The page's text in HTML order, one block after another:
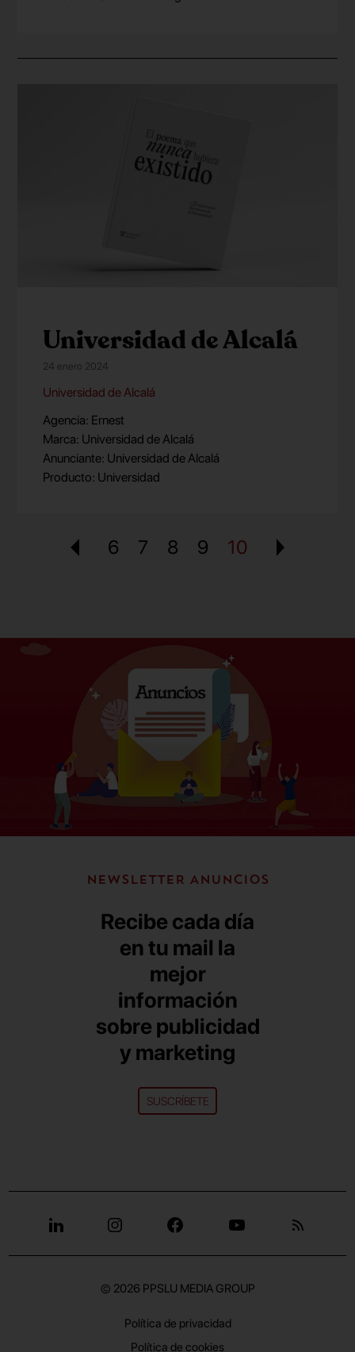
Universidad de Alcalá
24 enero 2024
Universidad de Alcalá
Agencia: Ernest
Marca: Universidad de Alcalá
Anunciante: Universidad de Alcalá
Producto: Universidad
6 7 8 9 10
NEWSLETTER ANUNCIOS
Recibe cada día
en tu mail la
mejor
información
sobre publicidad
y marketing
SUSCRÍBETE
© 2026 PPSLU MEDIA GROUP
Política de privacidad
Política de cookies